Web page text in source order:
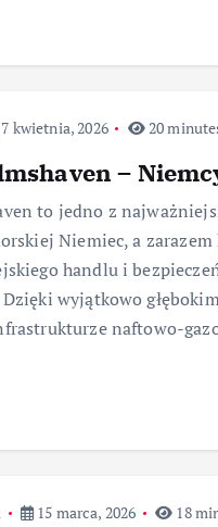
7 kwietnia, 2026 20
–
to jedno z
Niemiec, a
handlu i
wyjątkowo
naftowo-
15 marca, 2026 18